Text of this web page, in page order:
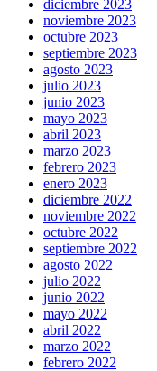
diciembre 2023
noviembre 2023
octubre 2023
septiembre 2023
agosto 2023
julio 2023
junio 2023
mayo 2023
abril 2023
marzo 2023
febrero 2023
enero 2023
diciembre 2022
noviembre 2022
octubre 2022
septiembre 2022
agosto 2022
julio 2022
junio 2022
mayo 2022
abril 2022
marzo 2022
febrero 2022